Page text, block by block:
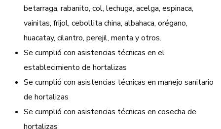
betarraga, rabanito, col, lechuga, acelga, espinaca,
vainitas, frijol, cebollita china, albahaca, orégano,
huacatay, cilantro, perejil, menta y otros.
Se cumplió con asistencias técnicas en el
establecimiento de hortalizas
Se cumplió con asistencias técnicas en manejo sanitario
de hortalizas
Se cumplió con asistencias técnicas en cosecha de
hortalizas